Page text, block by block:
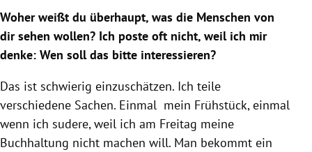
Woher weißt du überhaupt, was die Menschen von
dir sehen wollen? Ich poste oft nicht, weil ich mir
denke: Wen soll das bitte interessieren?
Das ist schwierig einzuschätzen. Ich teile
verschiedene Sachen. Einmal mein Frühstück, einmal
wenn ich sudere, weil ich am Freitag meine
Buchhaltung nicht machen will. Man bekommt ein